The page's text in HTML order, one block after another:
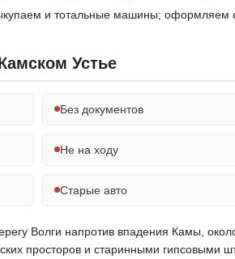
и тотальные машины; оформляем
Устье
Без документов
Не на ходу
Старые авто
Волги напротив впадения Камы,
просторов и старинными